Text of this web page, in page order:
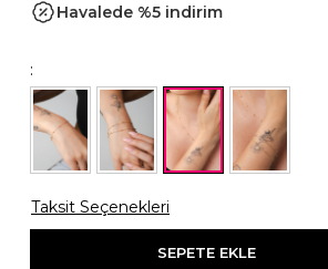
Havalede %5 indirim
:
Taksit Seçenekleri
SEPETE EKLE